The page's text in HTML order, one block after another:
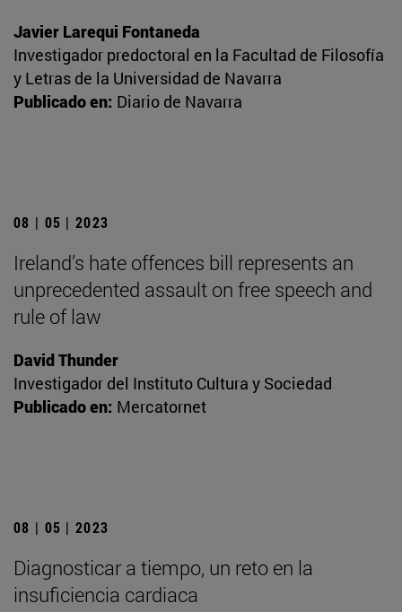
Javier Larequi Fontaneda
Investigador predoctoral en la Facultad de Filosofía
y Letras de la Universidad de Navarra
Publicado en: Diario de Navarra
08 | 05 | 2023
Ireland’s hate offences bill represents an
unprecedented assault on free speech and
rule of law
David Thunder
Investigador del Instituto Cultura y Sociedad
Publicado en: Mercatornet
08 | 05 | 2023
Diagnosticar a tiempo, un reto en la
insuficiencia cardiaca